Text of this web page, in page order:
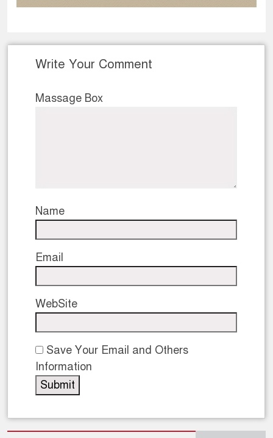
Write Your Comment
Massage Box
Name
Email
WebSite
Save Your Email and Others
Information